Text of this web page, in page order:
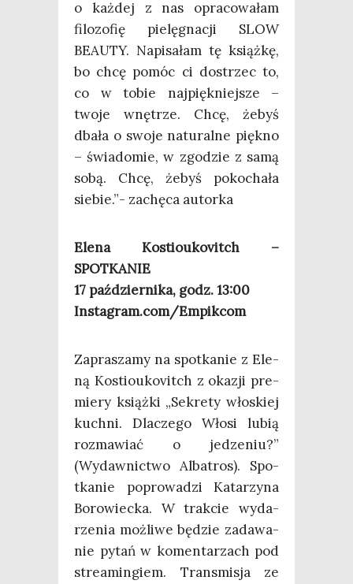
o każ­dej z nas opra­co­wa­łam
filo­zo­fię pie­lę­gna­cji SLOW
BEAUTY. Napi­sa­łam tę książ­kę,
bo chcę pomóc ci dostrzec to,
co w tobie naj­pięk­niej­sze –
two­je wnę­trze. Chcę, żebyś
dba­ła o swo­je natu­ral­ne pięk­no
– świa­do­mie, w zgo­dzie z samą
sobą. Chcę, żebyś poko­cha­ła
sie­bie.”- zachę­ca autorka
Ele­na Kostio­uko­vitch –
SPOTKANIE
17 paź­dzier­ni­ka, godz. 13:00
Instagram.com/Empikcom
Zapra­sza­my na spo­tka­nie z Ele­
ną Kostio­uko­vitch z oka­zji pre­
mie­ry książ­ki „Sekre­ty wło­skiej
kuch­ni. Dla­cze­go Wło­si lubią
roz­ma­wiać o jedze­niu?”
(Wydaw­nic­two Alba­tros). Spo­
tka­nie popro­wa­dzi Kata­rzy­na
Boro­wiec­ka. W trak­cie wyda­
rze­nia moż­li­we będzie zada­wa­
nie pytań w komen­ta­rzach pod
stre­amin­giem. Trans­mi­sja ze